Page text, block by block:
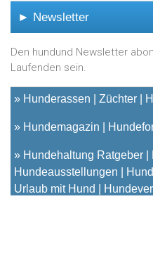
► Newsletter
Den hundund Newsletter
Laufenden sein.
» Hunderassen Züchter
» Hundemagazin
» Hundehaltung Ratgeber
Hundeausstellungen
Urlaub mit Hund